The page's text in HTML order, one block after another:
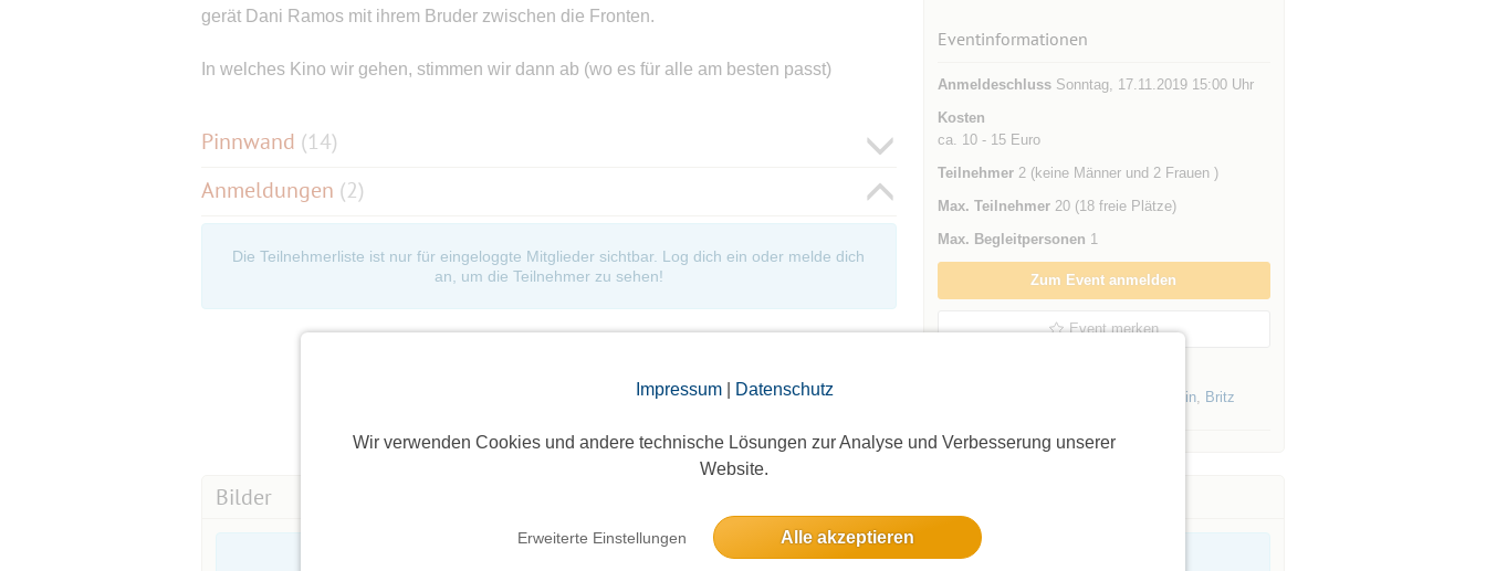
Impressum| Datenschutz
Wir verwenden Cookies und andere technische Lösungen zur Analyse und Verbesserung unserer
Website.
Erweiterte Einstellungen Alle akzeptieren
gerät Dani Ramos mit ihrem Bruder zwischen die Fronten.
In welches Kino wir gehen, stimmen wir dann ab (wo es für alle am besten passt)
Pinnwand (14)
Anmeldungen (2)
Die Teilnehmerliste ist nur für eingeloggte Mitglieder sichtbar. Log dich ein oder melde dich
an, um die Teilnehmer zu sehen!
Eventinformationen
AnmeldeschlussSonntag, 17.11.2019 15:00 Uhr
Kosten
ca. 10 - 15 Euro
Teilnehmer2 (keine Männer und 2 Frauen )
Max. Teilnehmer20 (18 freie Plätze)
Max. Begleitpersonen 1
Zum Event anmelden
Event merken
Berlin, Britz
Bilder